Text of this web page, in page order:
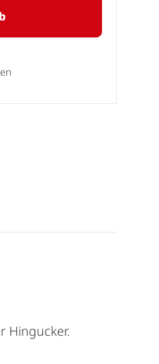
Hingucker.